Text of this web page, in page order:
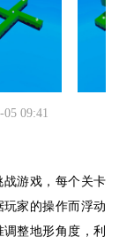
05 09:41
游戏，每个关卡
家的操作而浮动
整地形角度，利